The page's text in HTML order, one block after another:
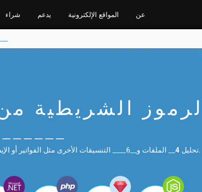
شراء يدعم المواقع الإلكترونية عن
تحليل4 __ الملفات و__6____ التنسيقات الأخرى مثل الفواتير أو الإيصالات أو الجداول المالية لمسح الرموز الشريطية.